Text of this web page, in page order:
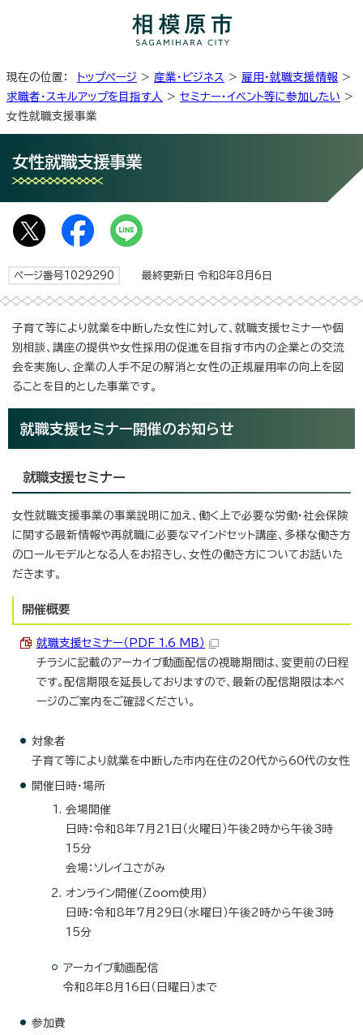
現在の位置： トップページ > 産業・ビジネス > 雇用・就職支援情報 >
求職者・スキルアップを目指す人
> セミナー・イベント等に参加したい >
女性就職支援事業
女性就職支援事業
ページ番号1029290 最終更新日 令和8年8月6日
子育て等により就業を中断した女性に対して、就職支援セミナーや個
別相談、講座の提供や女性採用の促進を目指す市内の企業との交流
会を実施し、企業の人手不足の解消と女性の正規雇用率の向上を図
ることを目的とした事業です。
就職支援セミナー開催のお知らせ
就職支援セミナー
女性就職支援事業の事業説明に加え、働く上で必要な労働・社会保険
に関する最新情報や再就職に必要なマインドセット講座、多様な働き方
のロールモデルとなる人をお招きし、女性の働き方についてお話いた
だきます。
開催概要
就職支援セミナー（PDF 1.6 MB）
チラシに記載のアーカイブ動画配信の視聴期間は、変更前の日程
です。配信期限を延長しておりますので、最新の配信期限は本ペ
ージのご案内をご確認ください。
対象者
子育て等により就業を中断した市内在住の20代から60代の女性
開催日時・場所
会場開催
日時：令和8年7月21日（火曜日）午後2時から午後3時
15分
会場：ソレイユさがみ
オンライン開催（Zoom使用）
日時：令和8年7月29日（水曜日）午後2時から午後3時
15分
アーカイブ動画配信
令和8年8月16日（日曜日）まで
参加費